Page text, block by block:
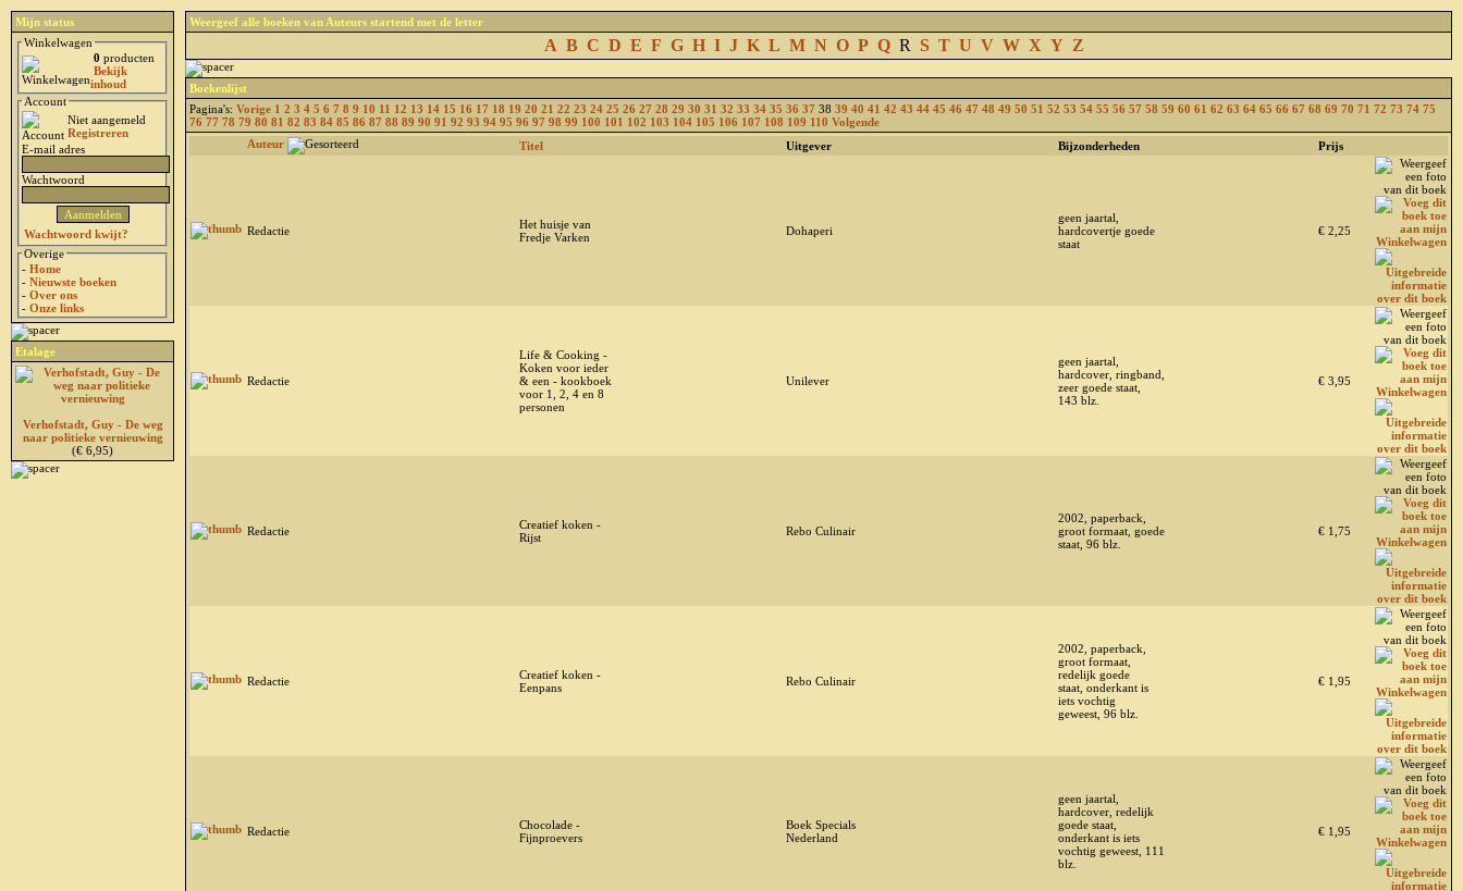
Mijn status
Winkelwagen
0 producten
Bekijk
inhoud
Account
Niet aangemeld
Registreren
E-mail adres
Wachtwoord
Wachtwoord kwijt?
Overige
- Home
- Nieuwste boeken
- Over ons
- Onze links
Etalage
Verhofstadt, Guy - De weg
naar politieke vernieuwing
(€ 6,95)
Weergeef alle boeken van Auteurs startend met de letter
A B C D E F G H I J K L M N O P Q R S T U V W X Y Z
Boekenlijst
Pagina's: Vorige 1 2 3 4 5 6 7 8 9 10 11 12 13 14 15 16 17 18 19 20 21 22 23 24 25 26 27 28 29 30 31 32 33 34 35 36 37 38 39 40 41 42 43 44 45 46 47 48 49 50 51 52 53 54 55 56 57 58 59 60 61 62 63 64 65 66 67 68 69 70 71 72 73 74 75
76 77 78 79 80 81 82 83 84 85 86 87 88 89 90 91 92 93 94 95 96 97 98 99 100 101 102 103 104 105 106 107 108 109 110 Volgende
Auteur
Titel Uitgever Bijzonderheden Prijs
Redactie
Het huisje van
Fredje Varken
Dohaperi
geen jaartal,
hardcovertje goede
staat
€ 2,25
Redactie
Life & Cooking -
Koken voor ieder
& een - kookboek
voor 1, 2, 4 en 8
personen
Unilever
geen jaartal,
hardcover, ringband,
zeer goede staat,
143 blz.
€ 3,95
Redactie
Creatief koken -
Rijst
Rebo Culinair
2002, paperback,
groot formaat, goede
staat, 96 blz.
€ 1,75
Redactie
Creatief koken -
Eenpans
Rebo Culinair
2002, paperback,
groot formaat,
redelijk goede
staat, onderkant is
iets vochtig
geweest, 96 blz.
€ 1,95
Redactie
Chocolade -
Fijnproevers
Boek Specials
Nederland
geen jaartal,
hardcover, redelijk
goede staat,
onderkant is iets
vochtig geweest, 111
blz.
€ 1,95